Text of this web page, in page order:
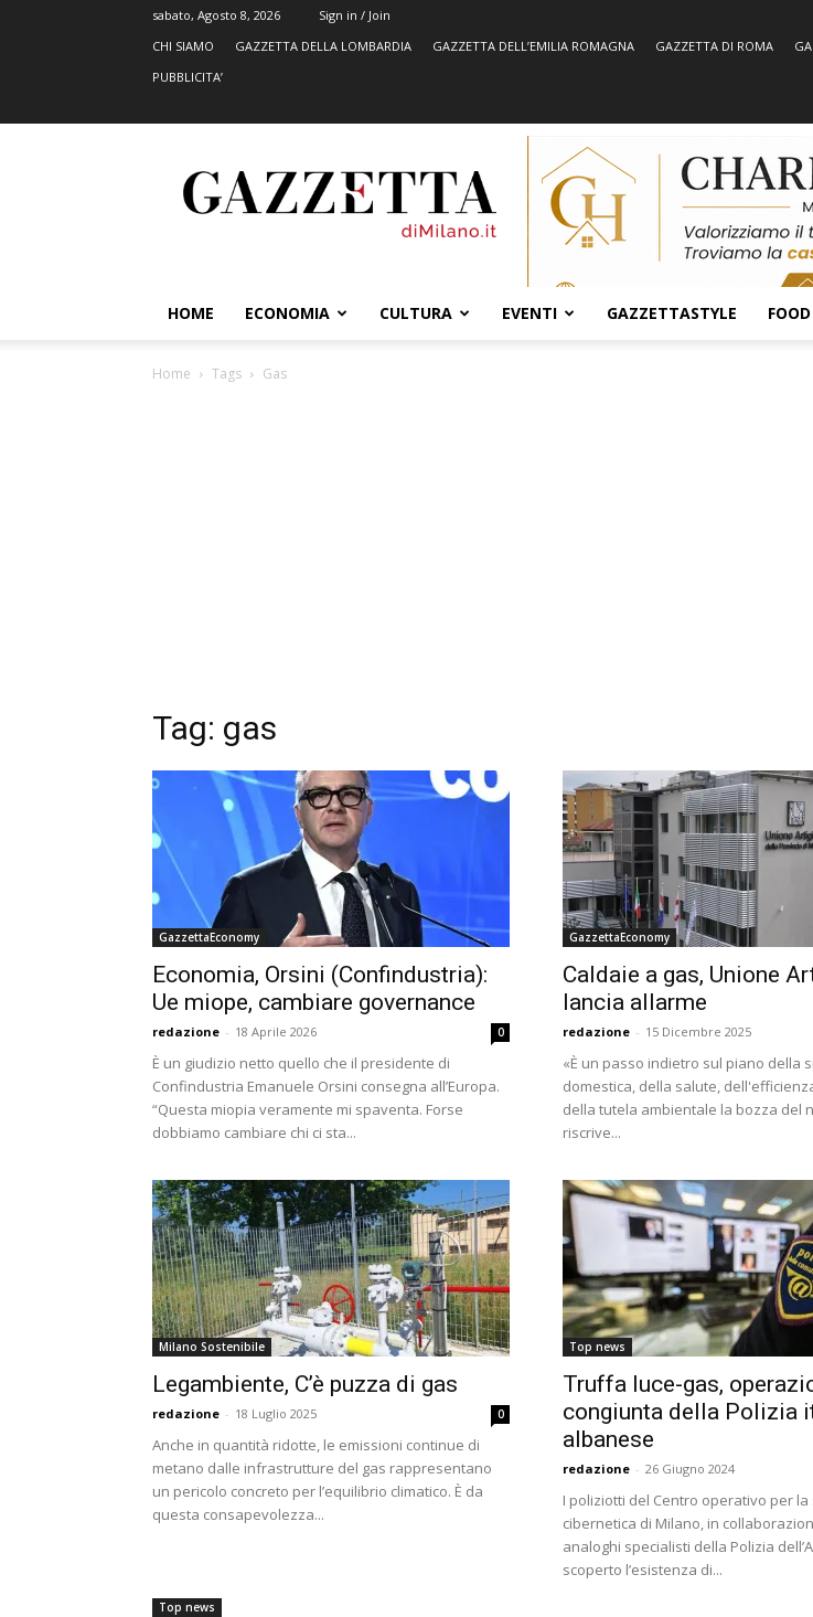
sabato, Agosto 8, 2026
Sign in / Join
CHI SIAMO
GAZZETTA DELLA LOMBARDIA GAZZETTA DELL’EMILIA ROMAGNA GAZZETTA DI ROMA
PUBBLICITA’
HOME ECONOMIA CULTURA EVENTI GAZZETTASTYLE FOOD
Home Tags Gas
Tag: gas
GazzettaEconomy
Economia, Orsini (Confindustria):
Ue miope, cambiare governance
redazione - 18 Aprile 2026 0
È un giudizio netto quello che il presidente di
Confindustria Emanuele Orsini consegna all’Europa.
“Questa miopia veramente mi spaventa. Forse
dobbiamo cambiare chi ci sta...
GazzettaEconomy
Caldaie a gas, Unione
lancia allarme
redazione - 15 Dicembre 2025
«È un passo indietro sul piano della
domestica, della salute,
della tutela ambientale la bozza del
riscrive...
Milano Sostenibile
Legambiente, C’è puzza di gas
redazione - 18 Luglio 2025 0
Anche in quantità ridotte, le emissioni continue di
metano dalle infrastrutture del gas rappresentano
un pericolo concreto per l’equilibrio climatico. È da
questa consapevolezza...
Top news
Truffa luce-gas,
congiunta della Polizia
albanese
redazione - 26 Giugno 2024
I poliziotti del Centro operativo per la
cibernetica di Milano, in
analoghi specialisti della Polizia
scoperto l’esistenza di...
Top news